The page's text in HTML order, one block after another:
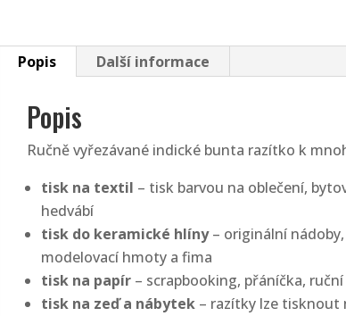
Popis Další informace
Popis
Ručně vyřezávané indické bunta razítko k
tisk na textil – tisk barvou na oblečení,
hedvábí
tisk do keramické hlíny– originální
modelovací hmoty a fima
tisk na papír – scrapbooking, přáníčka,
tisk na zeď a nábytek – razítky lze tisknout